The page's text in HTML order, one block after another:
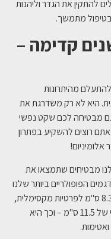
להתקין את הגדר וליהנות
מתמשך.
קדימה –
מהיתרונות
היא לא רק משדרגת את
מבטיחה לכם שקט נפשי
רוצים להשקיע בפתרון
אלומיניום!
מבטיחים שתמצאו את
הפופולריים ביותר שלנו
תמצאו את גדר ורד המגיעה בעובי אטום של 8.3 ס"מ לפרטיות מקסימלית,
ואת גדר כלנית העבה במיוחד שמגיעה בעובי של 11.5 ס"מ – וכך היא